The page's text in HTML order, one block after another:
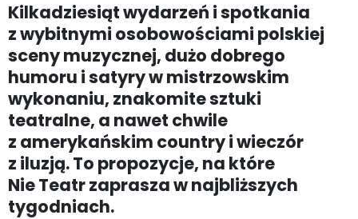
Kilkadziesiąt wydarzeń i spotkania
z wybitnymi osobowościami polskiej
sceny muzycznej, dużo dobrego
humoru i satyry w mistrzowskim
wykonaniu, znakomite sztuki
teatralne, a nawet chwile
z amerykańskim country i wieczór
z iluzją. To propozycje, na które
Nie Teatr zaprasza w najbliższych
tygodniach.